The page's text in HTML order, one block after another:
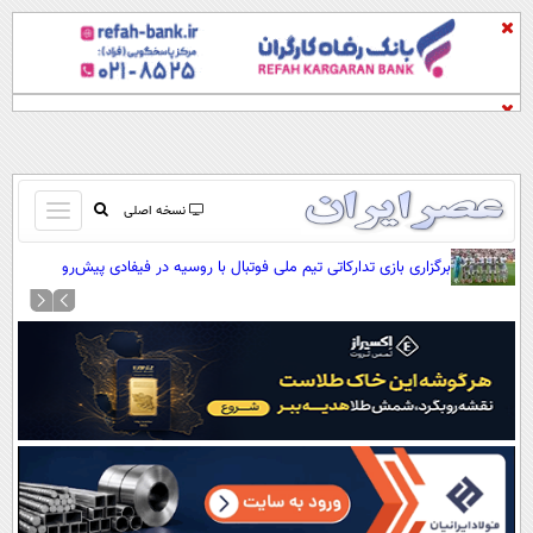
نسخه اصلی
باز
و
کردن
صفحه اول
نظرسنجی
آب و هوا
اوقات شرعی
سواد زندگی
برگزاری بازی تدارکاتی تیم ملی فوتبال با روسیه در فیفادی پیش‌رو